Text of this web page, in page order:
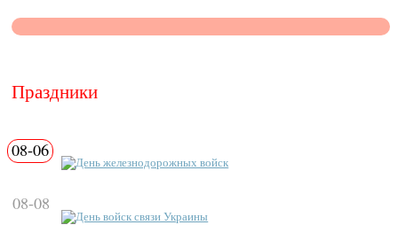
Праздники
08-06
День железнодорожных войск
08-08
День войск связи Украины